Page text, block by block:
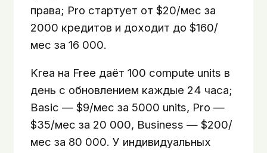
права; Pro стартует от $20/мес за
2000 кредитов и доходит до $160/
мес за 16 000.
Krea на Free даёт 100 compute units в
день с обновлением каждые 24 часа;
Basic — $9/мес за 5000 units, Pro —
$35/мес за 20 000, Business — $200/
мес за 80 000. У индивидуальных